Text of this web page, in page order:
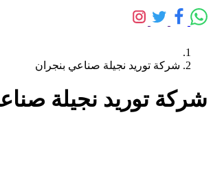
شركة توريد نجيلة صناعي بنجران
شركة توريد نجيلة